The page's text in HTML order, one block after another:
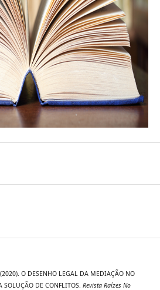
O DESENHO LEGAL DA MEDIAÇÃO NO
DE CONFLITOS. Revista Raízes No